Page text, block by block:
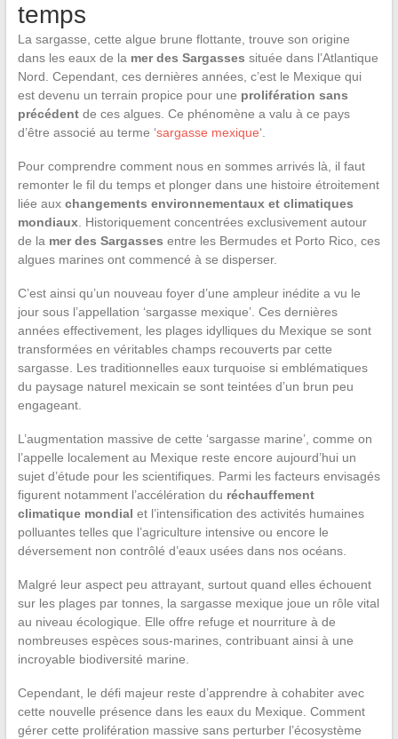
temps
La sargasse, cette algue brune flottante, trouve son origine
dans les eaux de la mer des Sargasses située dans l’Atlantique
Nord. Cependant, ces dernières années, c’est le Mexique qui
est devenu un terrain propice pour une prolifération sans
précédentde ces algues. Ce phénomène a valu à ce pays
d’être associé au terme ‘sargasse mexique‘.
Pour comprendre comment nous en sommes arrivés là, il faut
remonter le fil du temps et plonger dans une histoire étroitement
liée aux changements environnementaux et climatiques
mondiaux. Historiquement concentrées exclusivement autour
de la mer des Sargasses entre les Bermudes et Porto Rico, ces
algues marines ont commencé à se disperser.
C’est ainsi qu’un nouveau foyer d’une ampleur inédite a vu le
jour sous l’appellation ‘sargasse mexique’. Ces dernières
années effectivement, les plages idylliques du Mexique se sont
transformées en véritables champs recouverts par cette
sargasse. Les traditionnelles eaux turquoise si emblématiques
du paysage naturel mexicain se sont teintées d’un brun peu
engageant.
L’augmentation massive de cette ‘sargasse marine’, comme on
l’appelle localement au Mexique reste encore aujourd’hui un
sujet d’étude pour les scientifiques. Parmi les facteurs envisagés
figurent notamment l’accélération du réchauffement
climatique mondial et l’intensification des activités humaines
polluantes telles que l’agriculture intensive ou encore le
déversement non contrôlé d’eaux usées dans nos océans.
Malgré leur aspect peu attrayant, surtout quand elles échouent
sur les plages par tonnes, la sargasse mexique joue un rôle vital
au niveau écologique. Elle offre refuge et nourriture à de
nombreuses espèces sous-marines, contribuant ainsi à une
incroyable biodiversité marine.
Cependant, le défi majeur reste d’apprendre à cohabiter avec
cette nouvelle présence dans les eaux du Mexique. Comment
gérer cette prolifération massive sans perturber l’écosystème